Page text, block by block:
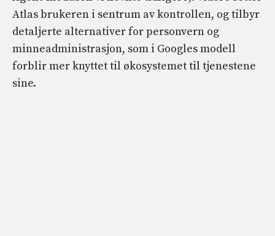
Atlas brukeren i sentrum av kontrollen, og tilbyr
detaljerte alternativer for personvern og
minneadministrasjon, som i Googles modell
forblir mer knyttet til økosystemet til tjenestene
sine.